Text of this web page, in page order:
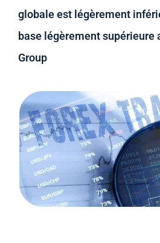
globale est légèrement
base légèrement supérieure
Group